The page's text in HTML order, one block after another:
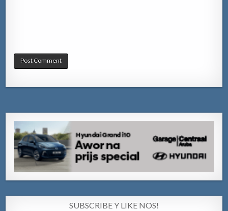
SUBSCRIBE Y LIKE NOS!